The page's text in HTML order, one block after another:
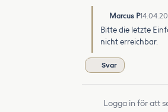
Marcus P
Bitte die letzte
nicht erreichbar.
Svar
Logga in för att